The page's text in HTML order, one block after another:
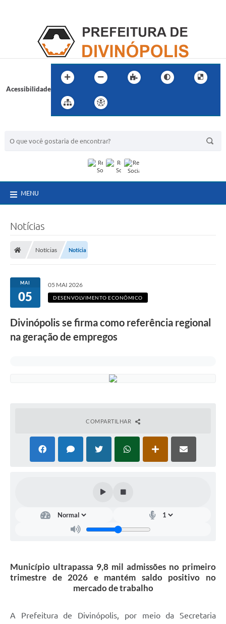
Acessibilidade
MENU
Notícias
Notícias Notícia
MAI
05
05 MAI 2026
DESENVOLVIMENTO ECONÔMICO
Divinópolis se firma como referência regional
na geração de empregos
COMPARTILHAR
Município ultrapassa 9,8 mil admissões no primeiro
trimestre de 2026 e mantém saldo positivo no
mercado de trabalho
A Prefeitura de Divinópolis, por meio da Secretaria